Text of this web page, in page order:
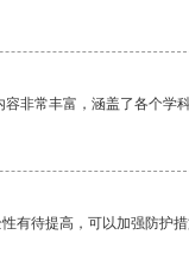
非常丰富，涵盖了各个学
有待提高，可以加强防护措